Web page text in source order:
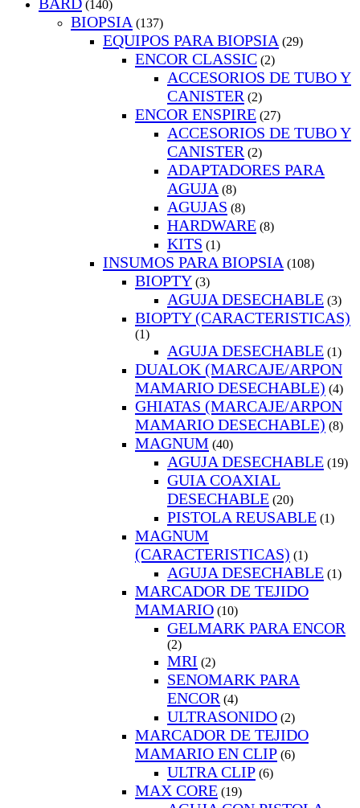
(140)
BIOPSIA (137)
EQUIPOS PARA BIOPSIA (29)
ENCOR CLASSIC (2)
ACCESORIOS DE TUBO Y
CANISTER (2)
ENCOR ENSPIRE (27)
ACCESORIOS DE TUBO Y
CANISTER (2)
ADAPTADORES PARA
AGUJA (8)
AGUJAS (8)
HARDWARE (8)
KITS (1)
INSUMOS PARA BIOPSIA (108)
BIOPTY (3)
AGUJA DESECHABLE (3)
BIOPTY (CARACTERISTICAS)
(1)
AGUJA DESECHABLE (1)
DUALOK (MARCAJE/ARPON
MAMARIO DESECHABLE) (4)
GHIATAS (MARCAJE/ARPON
MAMARIO DESECHABLE) (8)
MAGNUM (40)
AGUJA DESECHABLE (19)
GUIA COAXIAL
DESECHABLE (20)
PISTOLA REUSABLE (1)
MAGNUM
(CARACTERISTICAS) (1)
AGUJA DESECHABLE (1)
MARCADOR DE TEJIDO
MAMARIO (10)
GELMARK PARA ENCOR
(2)
MRI (2)
SENOMARK PARA
ENCOR (4)
ULTRASONIDO (2)
MARCADOR DE TEJIDO
MAMARIO EN CLIP (6)
ULTRA CLIP (6)
MAX CORE (19)